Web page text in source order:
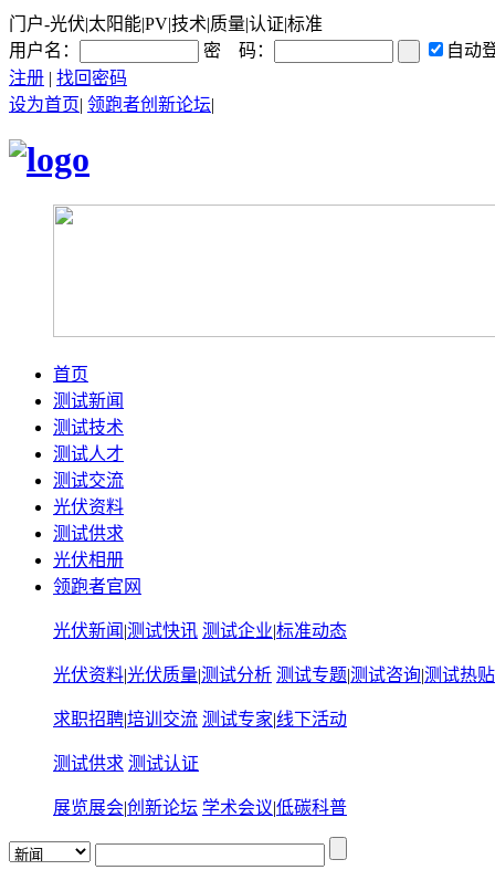
门户-光伏|太阳能|PV|技术|质量|认证|标准
用户名：
密 码：
自动
注册 | 找回密码
设为首页| 领跑者创新论坛|
首页
测试新闻
测试技术
测试人才
测试交流
光伏资料
测试供求
光伏相册
领跑者官网
光伏新闻 |测试快讯 测试企业|标准动态
光伏资料|光伏质量|测试分析 测试专题|测试咨询|测试热贴
求职招聘|培训交流 测试专家|线下活动
测试供求 测试认证
展览展会|创新论坛 学术会议|低碳科普